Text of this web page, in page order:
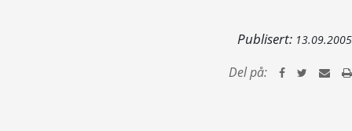
Publisert: 13.09.2005
Del på: